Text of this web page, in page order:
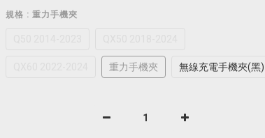
規格 : 重力手機夾
重力手機夾 無線充電手機夾(黑)